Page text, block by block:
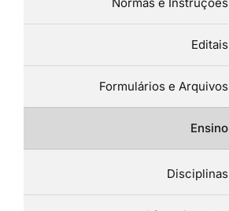
Editais
Formulários e Arquivos
Ensino
Disciplinas